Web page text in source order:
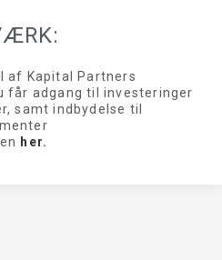
af Kapital Partners
får adgang til investeringer
samt indbydelse til
her.